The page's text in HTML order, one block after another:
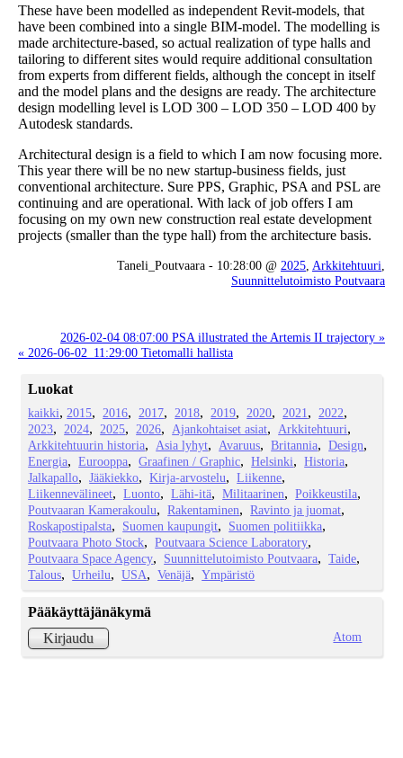
These have been modelled as independent Revit-models, that
have been combined into a single BIM-model. The modelling is
made architecture-based, so actual realization of type halls and
tailoring to different sites would require additional consultation
from experts from different fields, although the concept in itself
and the model plans and the designs are ready. The architecture
design modelling level is LOD 300 – LOD 350 – LOD 400 by
Autodesk standards.
Architectural design is a field to which I am now focusing more.
This year there will be no new startup-business fields, just
conventional architecture. Sure PPS, Graphic, PSA and PSL are
continuing and are operational. With lack of job offers I am
focusing on my own new construction real estate development
projects (smaller than the type hall) from the architecture basis.
Taneli_Poutvaara - 10:28:00 @ 2025 Arkkitehtuuri
Suunnittelutoimisto Poutvaara
2026-02-04 08:07:00 PSA illustrated the Artemis II trajectory »
« 2026-06-02_11:29:00 Tietomalli hallista
Luokat
kaikki 2015 2016 2017 2018 2019 2020 2021
2022
2023
2024 2025 2026 Ajankohtaiset asiat
Arkkitehtuuri
Arkkitehtuurin historia
Asia lyhyt Avaruus Britannia
Design
Energia
Eurooppa Graafinen / Graphic Helsinki
Historia
Jalkapallo
Jääkiekko Kirja-arvostelu
Liikenne
Liikennevälineet
Luonto Lähi-itä Militaarinen
Poikkeustila
Poutvaaran Kamerakoulu
Rakentaminen
Ravinto ja juomat
Roskapostipalsta
Suomen kaupungit
Suomen politiikka
Poutvaara Photo Stock
Poutvaara Science Laboratory
Poutvaara Space Agency
Suunnittelutoimisto Poutvaara
Taide
Talous
Urheilu USA Venäjä Ympäristö
Pääkäyttäjänäkymä
Kirjaudu
Atom